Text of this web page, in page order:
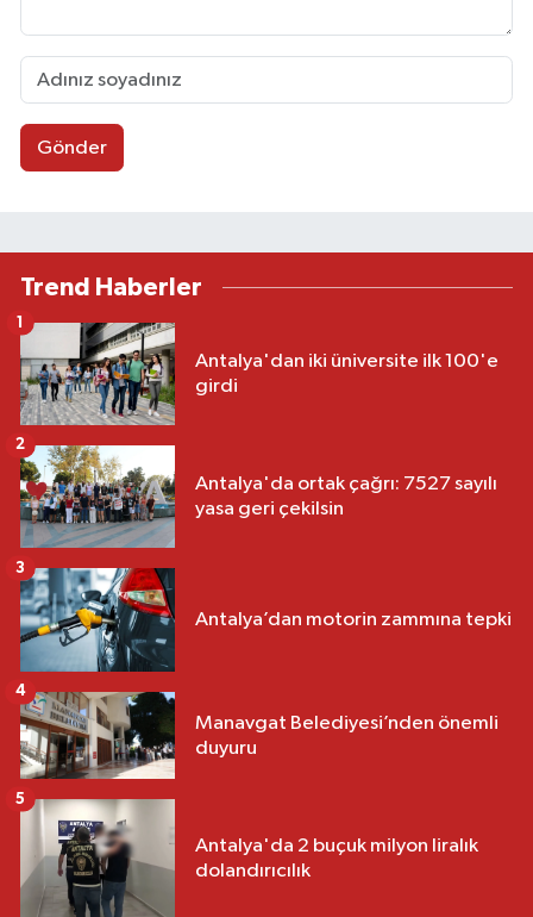
Gönder
Trend Haberler
Antalya'dan iki üniversite ilk 100'e
girdi
1
Antalya'da ortak çağrı: 7527 sayılı
yasa geri çekilsin
2
Antalya’dan motorin zammına tepki
3
Manavgat Belediyesi’nden önemli
duyuru
4
Antalya'da 2 buçuk milyon liralık
dolandırıcılık
5